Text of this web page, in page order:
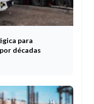
para
décadas